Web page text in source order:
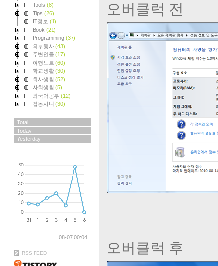
Tools (8)
Tips (26)
IT정보 (1)
Book (21)
Programming (37)
외부행사 (43)
주변인들 (17)
여행노트 (60)
학교생활 (30)
회사생활 (52)
사회생활 (5)
외국어공부 (12)
잡동사니 (30)
Total
Today
Yesterday
08-07 00:04
RSS FEED
오버클럭 전
오버클럭 후